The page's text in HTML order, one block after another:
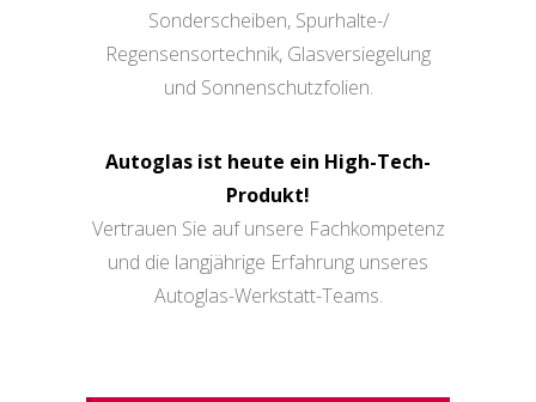
Sonderscheiben, Spurhalte-/
Regensensortechnik, Glasversiegelung
und Sonnenschutzfolien.
Autoglas ist heute ein High-Tech-
Produkt!
Vertrauen Sie auf unsere Fachkompetenz
und die langjährige Erfahrung unseres
Autoglas-Werkstatt-Teams.